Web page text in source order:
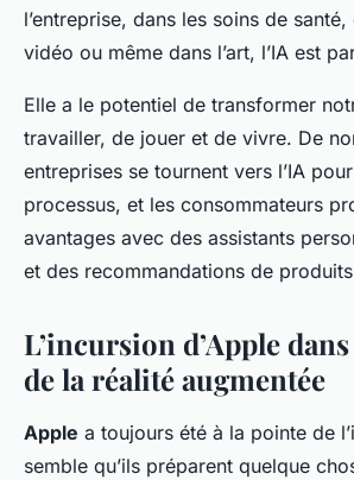
l’entreprise, dans les soins de
vidéo ou même dans l’art, l’IA est
Elle a le potentiel de transformer
travailler, de jouer et de vivre. De
entreprises se tournent vers l’IA
processus, et les consommateurs
avantages avec des assistants
et des recommandations de
L’incursion d’Apple
de la réalité augmentée
Apple a toujours été à la pointe de
semble qu’ils préparent quelque